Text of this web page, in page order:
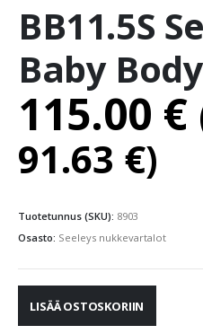
BB11.5S
Baby
115.00 €
91.63 €)
Tuotetunnus (SKU): 8903
Osasto: Seeleys nukkevartalot
LISÄÄ OSTOSKORIIN